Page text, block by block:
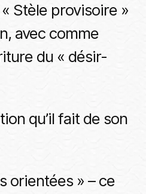
Stèle provisoire »
avec comme
du « désir-
qu’il fait de son
orientées » – ce